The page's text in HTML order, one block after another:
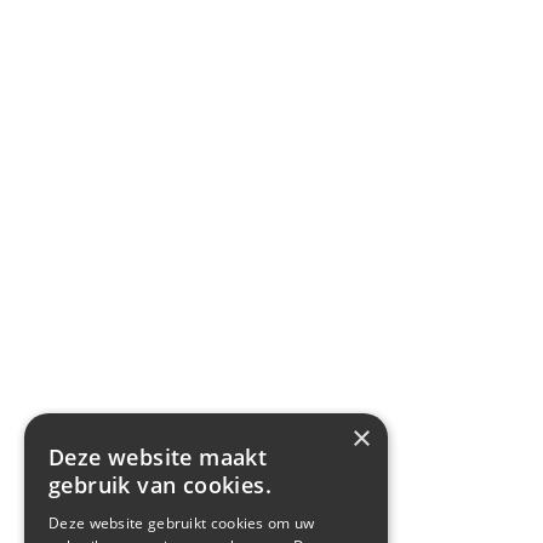
×
Deze website maakt
gebruik van cookies.
Deze website gebruikt cookies om uw